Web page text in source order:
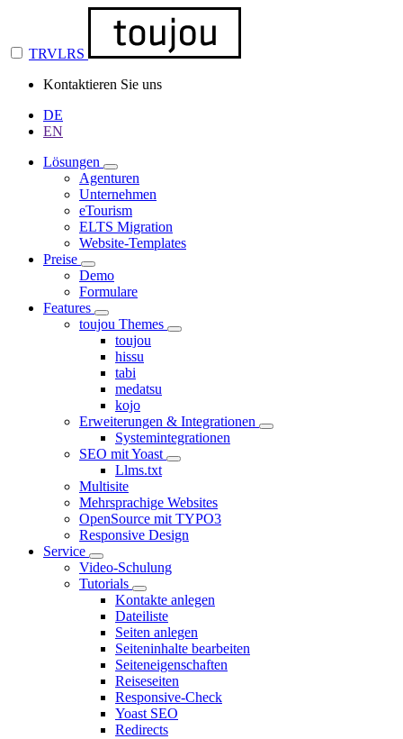
TRVLRS
Kontaktieren Sie uns
DE
EN
Lösungen
Agenturen
Unternehmen
eTourism
ELTS Migration
Website-Templates
Preise
Demo
Formulare
Features
toujou Themes
toujou
hissu
tabi
medatsu
kojo
Erweiterungen & Integrationen
Systemintegrationen
SEO mit Yoast
Llms.txt
Multisite
Mehrsprachige Websites
OpenSource mit TYPO3
Responsive Design
Service
Video-Schulung
Tutorials
Kontakte anlegen
Dateiliste
Seiten anlegen
Seiteninhalte bearbeiten
Seiteneigenschaften
Reiseseiten
Responsive-Check
Yoast SEO
Redirects